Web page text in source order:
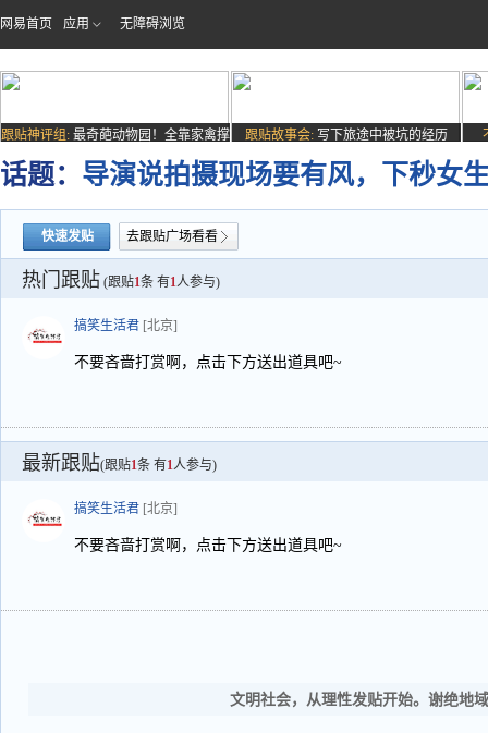
网易首页 应用 无障碍浏览
跟贴神评组: 最奇葩动物园！全靠家禽撑
场子
跟贴故事会: 写下旅途中被坑的经历
话题： 导演说拍摄现场要有风，下秒女
快速发贴 去跟贴广场看看
热门跟贴 (跟贴1条 有1人参与)
搞笑生活君 [北京]
不要吝啬打赏啊，点击下方送出道具吧~
最新跟贴(跟贴1条 有1人参与)
搞笑生活君 [北京]
不要吝啬打赏啊，点击下方送出道具吧~
文明社会，从理性发贴开始。谢绝地